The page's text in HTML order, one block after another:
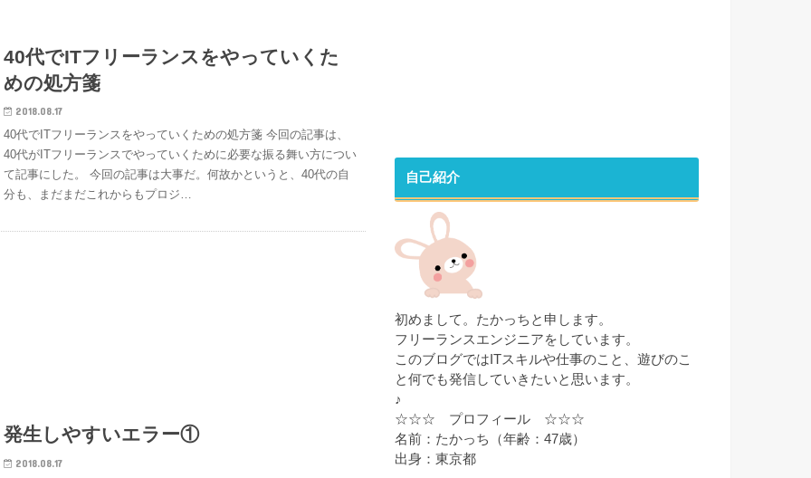
40代でITフリーランスをやっていくた
めの処方箋
2018.08.17
40代でITフリーランスをやっていくための処方箋 今回の記事は、
40代がITフリーランスでやっていくために必要な振る舞い方につい
て記事にした。 今回の記事は大事だ。何故かというと、40代の自
分も、まだまだこれからもプロジ…
発生しやすいエラー①
2018.08.17
自己紹介
初めまして。たかっちと申します。
フリーランスエンジニアをしています。
このブログではITスキルや仕事のこと、遊びのこ
と何でも発信していきたいと思います。
♪
☆☆☆ プロフィール ☆☆☆
名前：たかっち（年齢：47歳）
出身：東京都